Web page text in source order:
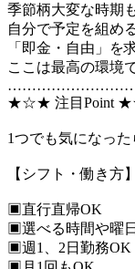
季節柄大変な時期
自分で予定を組め
「即金・自由」を
ここは最高の環境
★☆★ 注目Point
1つでも気になった
【シフト・働き方】
▣直行直帰OK
▣選べる時間や曜日
▣週1、2日勤務OK